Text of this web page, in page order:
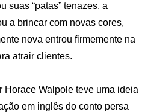
suas “patas” tenazes, a
a brincar com novas cores,
nova entrou firmemente na
atrair clientes.
Horace Walpole teve uma ideia
em inglês do conto persa